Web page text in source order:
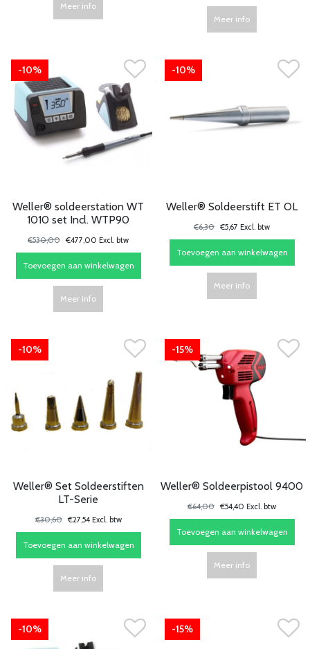
Meer info
Meer info
-10%
Weller® soldeerstation WT
1010 set Incl. WTP90
€530,00 €477,00 Excl. btw
Toevoegen aan winkelwagen
Meer info
-10%
Weller® Soldeerstift ET OL
€6,30 €5,67 Excl. btw
Toevoegen aan winkelwagen
Meer info
-10%
Weller® Set Soldeerstiften
LT-Serie
€30,60 €27,54 Excl. btw
Toevoegen aan winkelwagen
Meer info
-15%
Weller® Soldeerpistool 9400
€64,00 €54,40 Excl. btw
Toevoegen aan winkelwagen
Meer info
-10% -15%